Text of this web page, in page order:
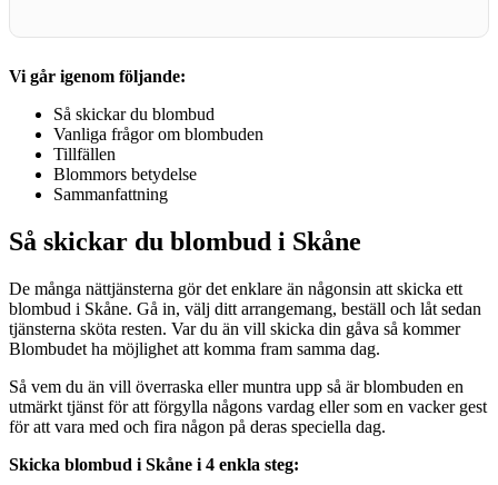
Vi går igenom följande:
Så skickar du blombud
Vanliga frågor om blombuden
Tillfällen
Blommors betydelse
Sammanfattning
Så skickar du blombud i Skåne
De många nättjänsterna gör det enklare än någonsin att skicka ett
blombud i Skåne. Gå in, välj ditt arrangemang, beställ och låt sedan
tjänsterna sköta resten. Var du än vill skicka din gåva så kommer
Blombudet ha möjlighet att komma fram samma dag.
Så vem du än vill överraska eller muntra upp så är blombuden en
utmärkt tjänst för att förgylla någons vardag eller som en vacker gest
för att vara med och fira någon på deras speciella dag.
Skicka blombud i Skåne i 4 enkla steg: